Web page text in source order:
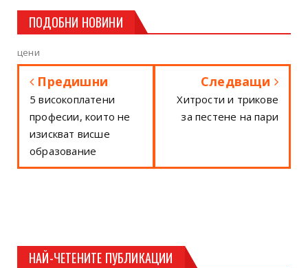
ПОДОБНИ НОВИНИ
цени
Предишни
5 високоплатени
професии, които не
изискват висше
образование
Следващи
Хитрости и трикове
за пестене на пари
НАЙ-ЧЕТЕНИТЕ ПУБЛИКАЦИИ